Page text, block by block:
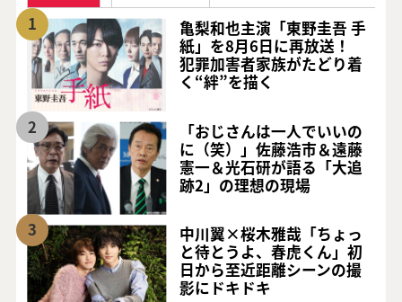
1
亀梨和也主演「東野圭吾 手
紙」を8月6日に再放送！
犯罪加害者家族がたどり着
く“絆”を描く
2
「おじさんは一人でいいの
に（笑）」佐藤浩市＆遠藤
憲一＆光石研が語る「大追
跡2」の理想の現場
3
中川翼×桜木雅哉「ちょっ
と待とうよ、春虎くん」初
日から至近距離シーンの撮
影にドキドキ